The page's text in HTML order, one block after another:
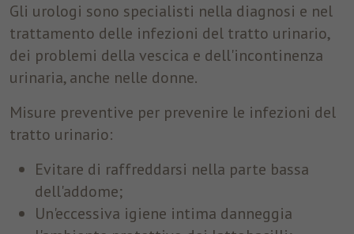
Gli urologi sono specialisti nella diagnosi e nel
trattamento delle infezioni del tratto urinario,
dei problemi della vescica e dell'incontinenza
urinaria, anche nelle donne.
Misure preventive per prevenire le infezioni del
tratto urinario:
Evitare di raffreddarsi nella parte bassa
dell'addome;
Un'eccessiva igiene intima danneggia